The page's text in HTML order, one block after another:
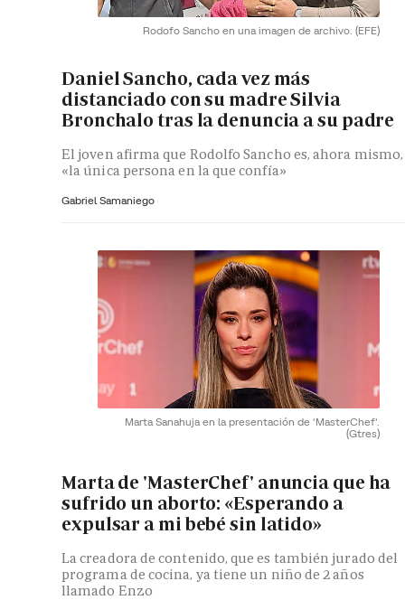
Rodofo Sancho en una imagen de archivo. (EFE)
Daniel Sancho, cada vez más
distanciado con su madre Silvia
Bronchalo tras la denuncia a su padre
El joven afirma que Rodolfo Sancho es, ahora mismo,
«la única persona en la que confía»
Gabriel Samaniego
Marta Sanahuja en la presentación de 'MasterChef'.
(Gtres)
Marta de 'MasterChef' anuncia que ha
sufrido un aborto: «Esperando a
expulsar a mi bebé sin latido»
La creadora de contenido, que es también jurado del
programa de cocina, ya tiene un niño de 2 años
llamado Enzo